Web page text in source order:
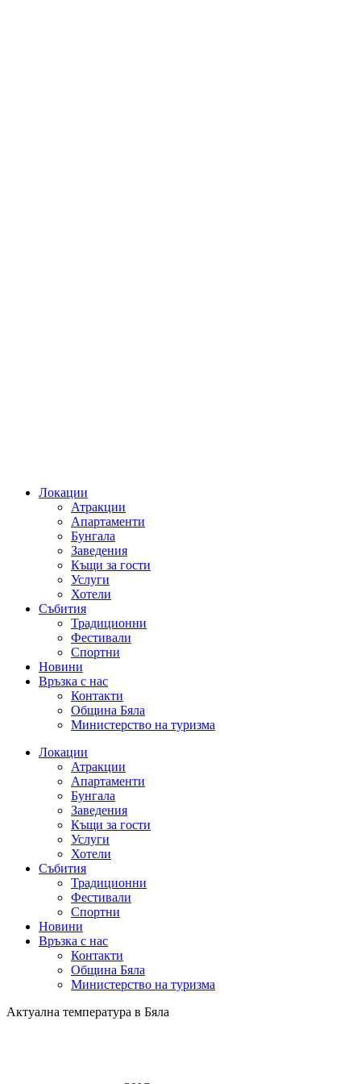
Локации
Атракции
Апартаменти
Бунгала
Заведения
Къщи за гости
Услуги
Хотели
Събития
Традиционни
Фестивали
Спортни
Новини
Връзка с нас
Контакти
Община Бяла
Министерство на туризма
Локации
Атракции
Апартаменти
Бунгала
Заведения
Къщи за гости
Услуги
Хотели
Събития
Традиционни
Фестивали
Спортни
Новини
Връзка с нас
Контакти
Община Бяла
Министерство на туризма
Актуална температура в Бяла